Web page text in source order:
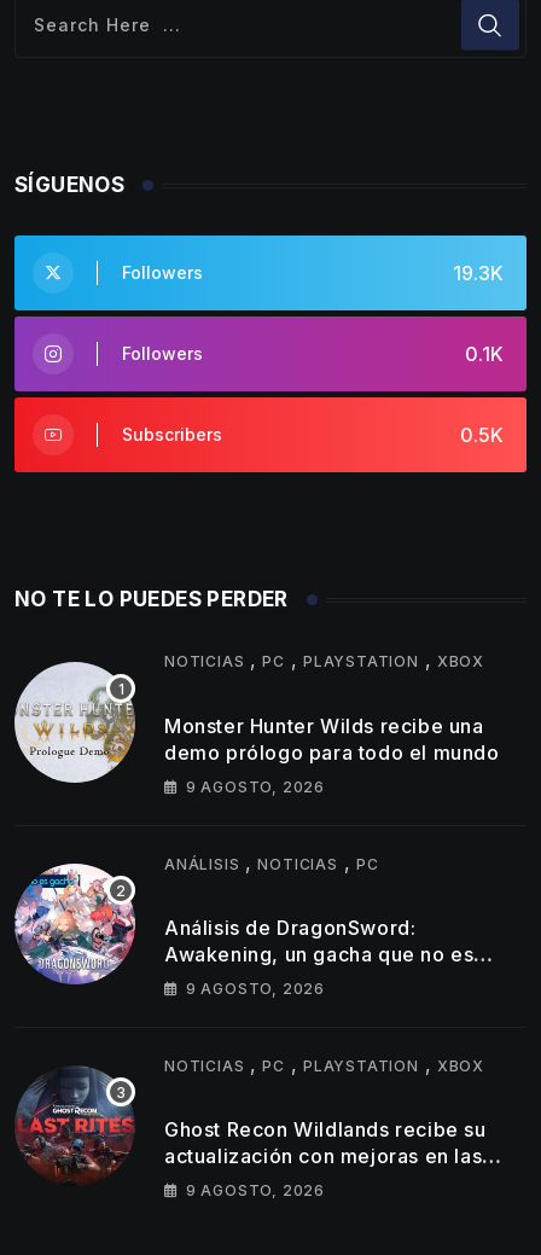
SÍGUENOS
19.3K
Followers
0.1K
Followers
0.5K
Subscribers
NO TE LO PUEDES PERDER
NOTICIAS ,PC ,PLAYSTATION , XBOX
Monster Hunter Wilds recibe una
demo prólogo para todo el mundo
9 AGOSTO, 2026
ANÁLISIS ,NOTICIAS , PC
Análisis de DragonSword:
Awakening, un gacha que no es
gacha
9 AGOSTO, 2026
NOTICIAS ,PC ,PLAYSTATION , XBOX
Ghost Recon Wildlands recibe su
actualización con mejoras en las
consolas actuales y una nueva
9 AGOSTO, 2026